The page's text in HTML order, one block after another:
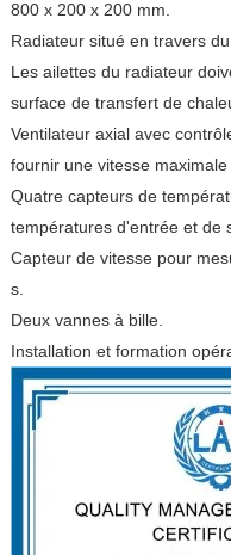
800 x 200 x 200 mm.
Radiateur situé en travers
Les ailettes du radiateur
surface de transfert de
Ventilateur axial avec
fournir une vitesse
Quatre capteurs de
températures d'entrée et de
Capteur de vitesse pour
s.
Deux vannes à bille.
Installation et formation